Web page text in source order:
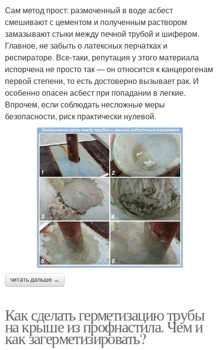
Сам метод прост: размоченный в воде асбест
смешивают с цементом и полученным раствором
замазывают стыки между печной трубой и шифером.
Главное, не забыть о латексных перчатках и
респираторе. Все-таки, репутация у этого материала
испорчена не просто так — он относится к канцерогенам
первой степени, то есть достоверно вызывает рак. И
особенно опасен асбест при попадании в легкие.
Впрочем, если соблюдать несложные меры
безопасности, риск практически нулевой.
читать дальше →
Как сделать герметизацию трубы
на крыше из профнастила. Чем и
как загерметизировать?